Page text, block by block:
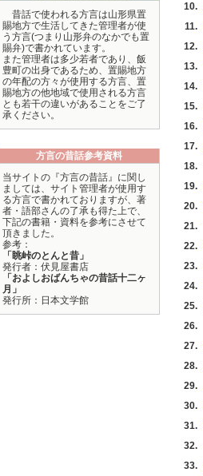
昔話で使われる方言は山形県置
賜地方で生活してきた管理者が使
う方言(つまり山形弁のなかでも置
賜弁)で書かれています。
また管理者は多少若者であり、飯
豊町の出身であるため、置賜地方
の年配の方々が使用する方言、置
賜地方の他地域で使用される方言
とも若干の違いがあることをご了
承ください。
方言の昔話参考資料
当サイトの『方言の昔話』に関し
ましては、サイト管理者が使用す
る方言で書かれておりますが、著
者・語部さんの了承も得た上で、
下記の書籍・資料を参考にさせて
頂きました。
参考：
「眺峠のとんと昔」
発行者：伏見屋書店
「およしおばんちゃの昔話十二ヶ
月」
発行所：日本文学館